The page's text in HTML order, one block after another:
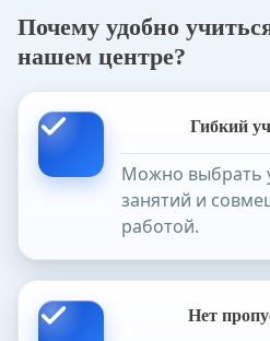
Почему удобно
нашем центре?
Гибкий
Можно выбрать
занятий и
работой.
Нет